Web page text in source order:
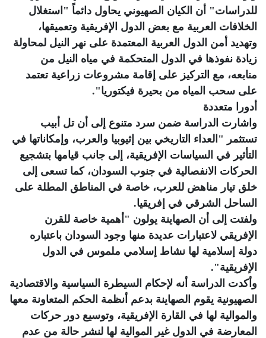
للدراسات" أن الكيان الصهيوني يحاول دائماً "استغلال
الخلافات العربية مع بعض الدول الإفريقية وتعميقها،
وتهديد أمن الدول العربية المعتمدة على نهر النيل لمحاولة
زيادة نفوذها في الدول المتحكمة في مياه النيل من
منابعه، مع التركيز على إقامة مشروعات زراعية تعتمد
على سحب المياه من بحيرة فيكتوريا".
أدورا متعددة
واشارت الدراسة ضمن سرد متنوع إلى أن تل أبيب
تستثمر "العداء التاريخي بين إثيوبيا والعرب، وإمكاناتها في
التأثير في السياسات الإفريقية، إلى جانب قيامها بتشجيع
الحركات الانفصالية في جنوب السودان، كما تسعى إلى
خلق تيار مناهض للعرب، خاصة في المناطق المطلة على
الساحل الشرقي في إفريقيا.
ولفتت إلى أن الصهاينة يولون "أهمية خاصة للقرن
الإفريقي لاعتبارات عديدة منها وجود السودان باعتباره
دولة إسلامية لها نشاط إسلامي ملموس في الدول
الإفريقية".
وأكدت الدراسة أنه لإحكام السيطرة السياسية والاقتصادية
الصهيونية يقوم الصهاينة بدعم أنظمة الحكم المتعاونة معها
والموالية لها في القارة الإفريقية، وتوسيع دور حركات
المعارضة في الدول غير الموالية لها لنشر حالة من عدم